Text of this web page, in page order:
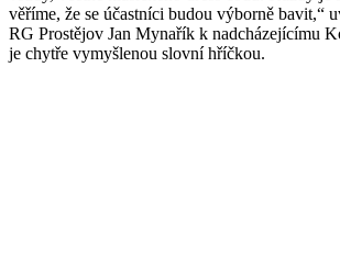
věříme, že se účastníci budou výborně bavit,“
RG Prostějov Jan Mynařík k nadcházejícímu
je chytře vymyšlenou slovní hříčkou.